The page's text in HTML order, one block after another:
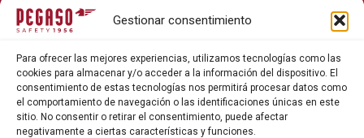
Gestionar consentimiento
Para ofrecer las mejores experiencias, utilizamos tecnologías como las
cookies para almacenar y/o acceder a la información del dispositivo. El
consentimiento de estas tecnologías nos permitirá procesar datos como
el comportamiento de navegación o las identificaciones únicas en este
sitio. No consentir o retirar el consentimiento, puede afectar
negativamente a ciertas características y funciones.
Sobre Pegaso Safety
Blog